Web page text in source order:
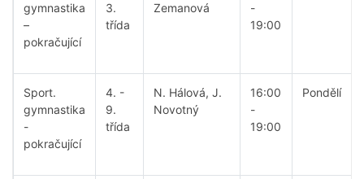
gymnastika
–
pokračující
3.
třída
Zemanová
-
19:00
Sport.
gymnastika
-
pokračující
4. -
9.
třída
N. Hálová, J.
Novotný
16:00
-
19:00
Pondělí